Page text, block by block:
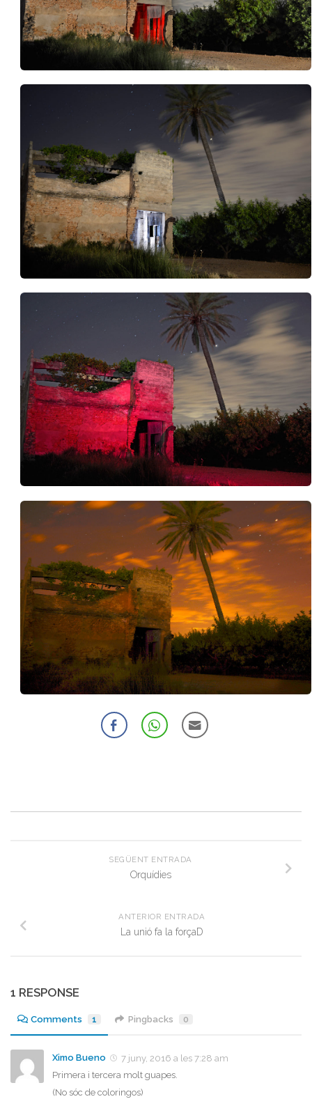
SEGÜENT ENTRADA
Orquídies
ANTERIOR ENTRADA
La unió fa la forçaD
1 RESPONSE
Comments 1 Pingbacks 0
Ximo Bueno
7 juny, 2016 a les 7:28 am
Primera i tercera molt guapes.
(No sóc de coloringos)